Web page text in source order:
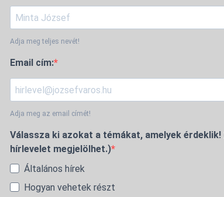
Adja meg teljes nevét!
Email cím:
Adja meg az email címét!
Válassza ki azokat a témákat, amelyek érdeklik!
hírlevelet megjelölhet.)
Általános hírek
Hogyan vehetek részt